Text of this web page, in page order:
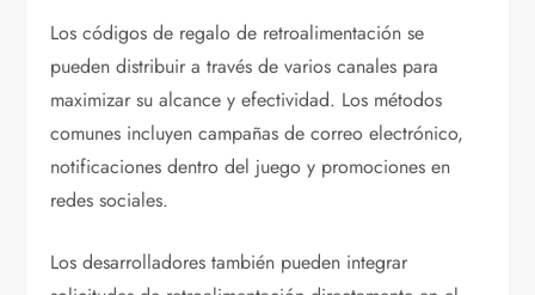
Los códigos de regalo de retroalimentación se
pueden distribuir a través de varios canales para
maximizar su alcance y efectividad. Los métodos
comunes incluyen campañas de correo electrónico,
notificaciones dentro del juego y promociones en
redes sociales.
Los desarrolladores también pueden integrar